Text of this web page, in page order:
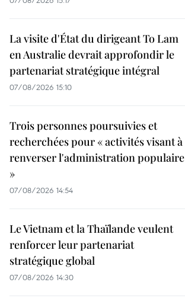
La visite d'État du dirigeant To Lam
en Australie devrait approfondir le
partenariat stratégique intégral
07/08/2026 15:10
Trois personnes poursuivies et
recherchées pour « activités visant à
renverser l'administration populaire
»
07/08/2026 14:54
Le Vietnam et la Thaïlande veulent
renforcer leur partenariat
stratégique global
07/08/2026 14:30